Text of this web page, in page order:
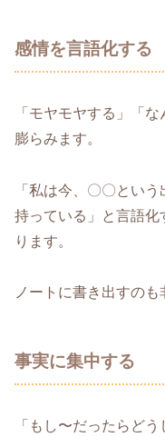
感情を言語化する
「モヤモヤする」「
膨らみます。
「私は今、〇〇とい
持っている」と言語
ります。
ノートに書き出すのも
事実に集中する
「もし〜だったらど